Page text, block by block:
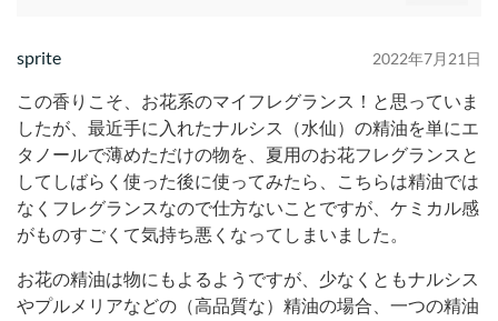
sprite 2022年7月21日
この香りこそ、お花系のマイフレグランス！と思っていま
したが、最近手に入れたナルシス（水仙）の精油を単にエ
タノールで薄めただけの物を、夏用のお花フレグランスと
してしばらく使った後に使ってみたら、こちらは精油では
なくフレグランスなので仕方ないことですが、ケミカル感
がものすごくて気持ち悪くなってしまいました。
お花の精油は物にもよるようですが、少なくともナルシス
やプルメリアなどの（高品質な）精油の場合、一つの精油